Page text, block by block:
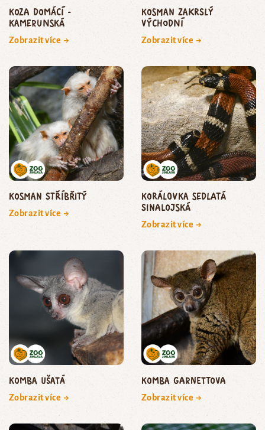
koza domácí -
kamerunská
Zobrazit více →
kosman zakrslý
východní
Zobrazit více →
kosman stříbřitý
Zobrazit více →
korálovka sedlatá
sinalojská
Zobrazit více →
komba ušatá
Zobrazit více →
komba Garnettova
Zobrazit více →